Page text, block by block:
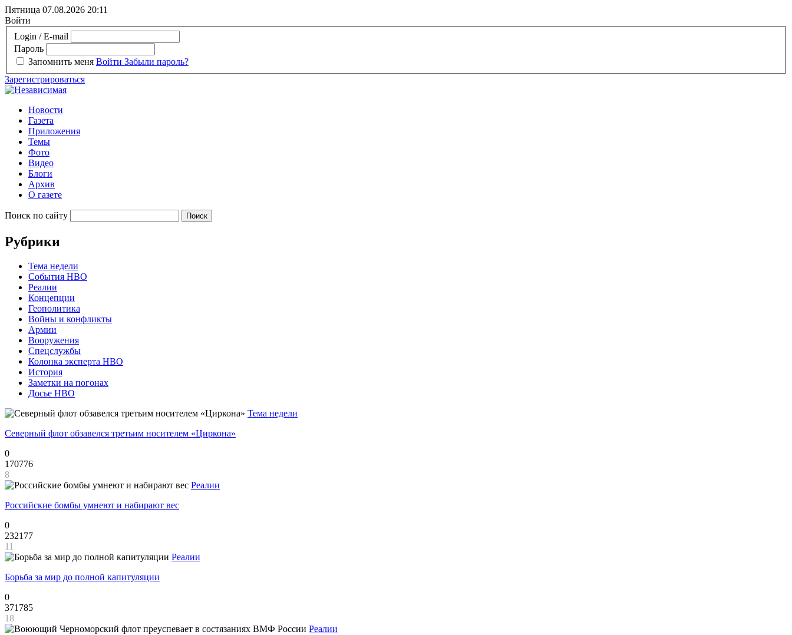
Пятница 07.08.2026 20:11
Войти
Login / E-mail
Пароль
Запомнить меня Войти Забыли пароль?
Зарегистрироваться
Новости
Газета
Приложения
Темы
Фото
Видео
Блоги
Архив
О газете
Поиск по сайту
Рубрики
Тема недели
События НВО
Реалии
Концепции
Геополитика
Войны и конфликты
Армии
Вооружения
Спецслужбы
Колонка эксперта НВО
История
Заметки на погонах
Досье НВО
Тема недели
Северный флот обзавелся третьим носителем «Циркона»
0
170776
8
Реалии
Российские бомбы умнеют и набирают вес
0
232177
11
Реалии
Борьба за мир до полной капитуляции
0
371785
18
Реалии